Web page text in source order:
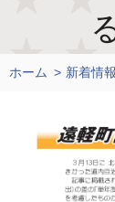
ホーム 新着情報